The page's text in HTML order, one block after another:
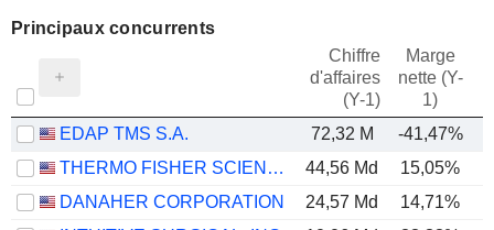
Principaux concurrents
Chiffre
d'affaires
(Y-1)
Marge
nette (Y-
1)
EDAP TMS S.A. 72,32 M -41,47%
THERMO FISHER SCIENTIFIC, INC.
44,56 Md 15,05%
DANAHER CORPORATION
24,57 Md 14,71%